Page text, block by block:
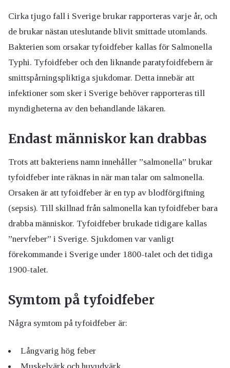
Cirka tjugo fall i Sverige brukar rapporteras varje år, och
de brukar nästan uteslutande blivit smittade utomlands.
Bakterien som orsakar tyfoidfeber kallas för Salmonella
Typhi. Tyfoidfeber och den liknande paratyfoidfebern är
smittspårningspliktiga sjukdomar. Detta innebär att
infektioner som sker i Sverige behöver rapporteras till
myndigheterna av den behandlande läkaren.
Endast människor kan drabbas
Trots att bakteriens namn innehåller ”salmonella” brukar
tyfoidfeber inte räknas in när man talar om salmonella.
Orsaken är att tyfoidfeber är en typ av blodförgiftning
(sepsis). Till skillnad från salmonella kan tyfoidfeber bara
drabba människor. Tyfoidfeber brukade tidigare kallas
”nervfeber” i Sverige. Sjukdomen var vanligt
förekommande i Sverige under 1800-talet och det tidiga
1900-talet.
Symtom på tyfoidfeber
Några symtom på tyfoidfeber är:
Långvarig hög feber
Muskelvärk och huvudvärk